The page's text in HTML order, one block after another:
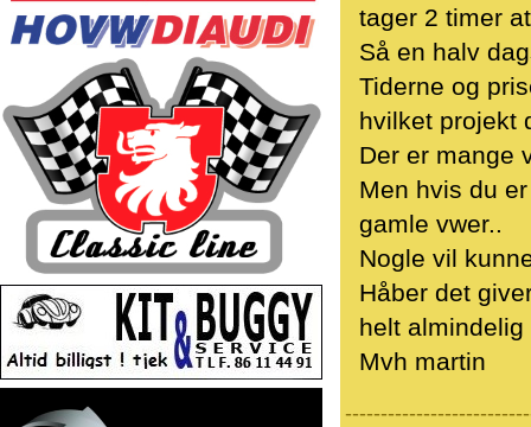
tager 2 timer
Så en halv
Tiderne og
hvilket projekt
Der er mange
Men hvis du
gamle vwer..
Nogle vil
Håber det
helt
Mvh martin